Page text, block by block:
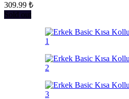
309.99 ₺
Sold out